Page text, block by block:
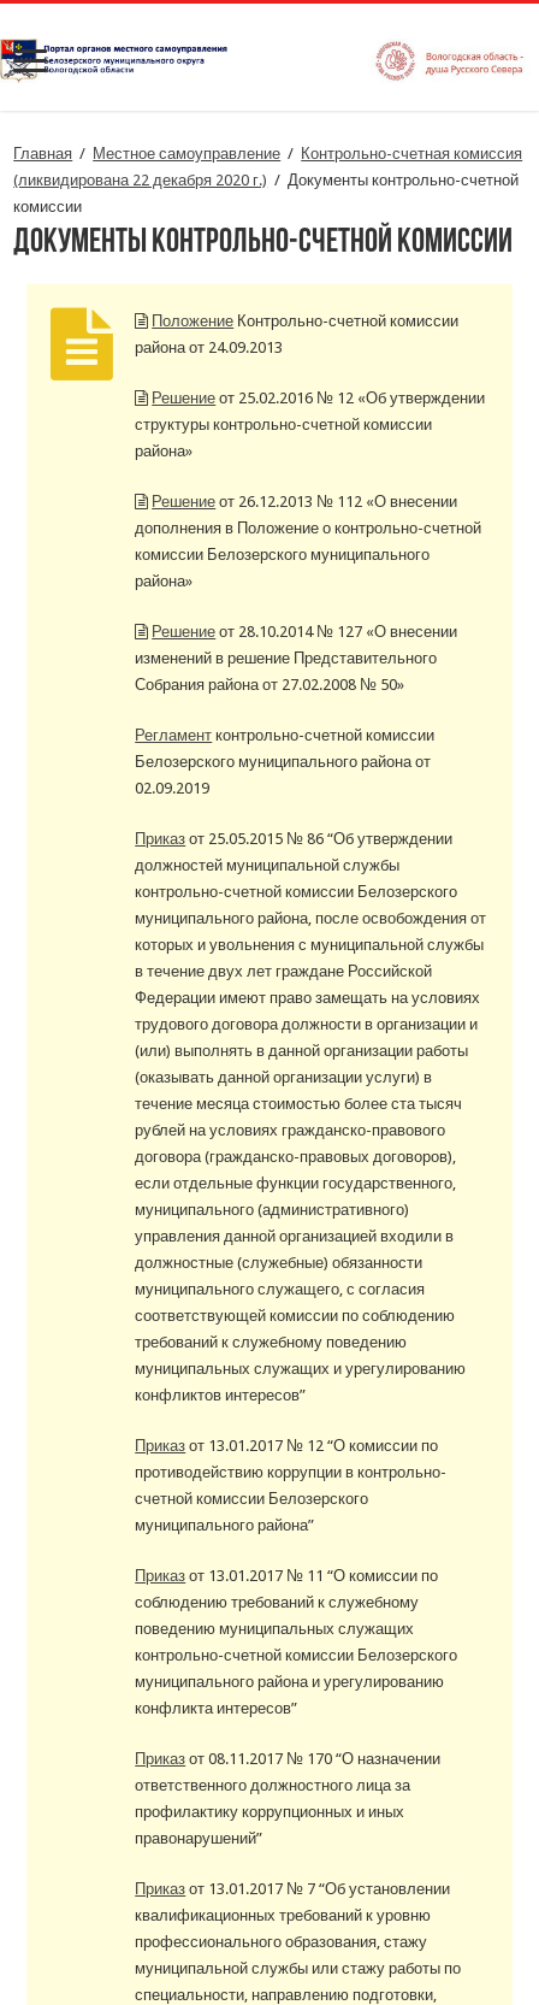
Главная / Местное самоуправление / Контрольно-счетная комиссия
(ликвидирована 22 декабря 2020 г.) / Документы контрольно-счетной
комиссии
Документы контрольно-счетной комиссии
Положение Контрольно-счетной комиссии
района от 24.09.2013
Решение от 25.02.2016 № 12 «Об утверждении
структуры контрольно-счетной комиссии
района»
Решение от 26.12.2013 № 112 «О внесении
дополнения в Положение о контрольно-счетной
комиссии Белозерского муниципального
района»
Решение от 28.10.2014 № 127 «О внесении
изменений в решение Представительного
Собрания района от 27.02.2008 № 50»
Регламент контрольно-счетной комиссии
Белозерского муниципального района от
02.09.2019
Приказ от 25.05.2015 № 86 “Об утверждении
должностей муниципальной службы
контрольно-счетной комиссии Белозерского
муниципального района, после освобождения от
которых и увольнения с муниципальной службы
в течение двух лет граждане Российской
Федерации имеют право замещать на условиях
трудового договора должности в организации и
(или) выполнять в данной организации работы
(оказывать данной организации услуги) в
течение месяца стоимостью более ста тысяч
рублей на условиях гражданско-правового
договора (гражданско-правовых договоров),
если отдельные функции государственного,
муниципального (административного)
управления данной организацией входили в
должностные (служебные) обязанности
муниципального служащего, с согласия
соответствующей комиссии по соблюдению
требований к служебному поведению
муниципальных служащих и урегулированию
конфликтов интересов”
Приказ от 13.01.2017 № 12 “О комиссии по
противодействию коррупции в контрольно-
счетной комиссии Белозерского
муниципального района”
Приказ от 13.01.2017 № 11 “О комиссии по
соблюдению требований к служебному
поведению муниципальных служащих
контрольно-счетной комиссии Белозерского
муниципального района и урегулированию
конфликта интересов”
Приказ от 08.11.2017 № 170 “О назначении
ответственного должностного лица за
профилактику коррупционных и иных
правонарушений”
Приказ от 13.01.2017 № 7 “Об установлении
квалификационных требований к уровню
профессионального образования, стажу
муниципальной службы или стажу работы по
специальности, направлению подготовки,